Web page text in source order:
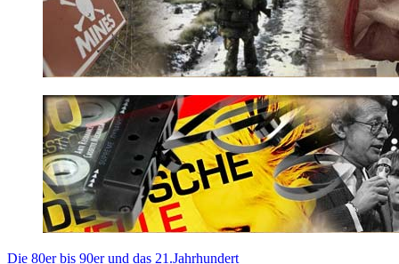
Die 80er bis 90er und das 21.Jahrhundert